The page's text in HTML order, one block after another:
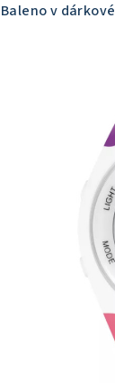
Baleno v